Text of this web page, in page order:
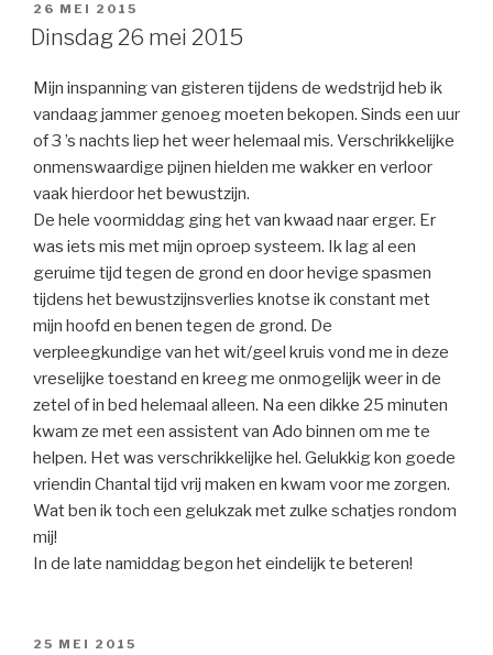
GEPLAATST
OP
26 MEI 2015
Dinsdag 26 mei 2015
Mijn inspanning van gisteren tijdens de wedstrijd heb ik
vandaag jammer genoeg moeten bekopen. Sinds een uur
of 3 ’s nachts liep het weer helemaal mis. Verschrikkelijke
onmenswaardige pijnen hielden me wakker en verloor
vaak hierdoor het bewustzijn.
De hele voormiddag ging het van kwaad naar erger. Er
was iets mis met mijn oproep systeem. Ik lag al een
geruime tijd tegen de grond en door hevige spasmen
tijdens het bewustzijnsverlies knotse ik constant met
mijn hoofd en benen tegen de grond. De
verpleegkundige van het wit/geel kruis vond me in deze
vreselijke toestand en kreeg me onmogelijk weer in de
zetel of in bed helemaal alleen. Na een dikke 25 minuten
kwam ze met een assistent van Ado binnen om me te
helpen. Het was verschrikkelijke hel. Gelukkig kon goede
vriendin Chantal tijd vrij maken en kwam voor me zorgen.
Wat ben ik toch een gelukzak met zulke schatjes rondom
mij!
In de late namiddag begon het eindelijk te beteren!
GEPLAATST
25 MEI 2015